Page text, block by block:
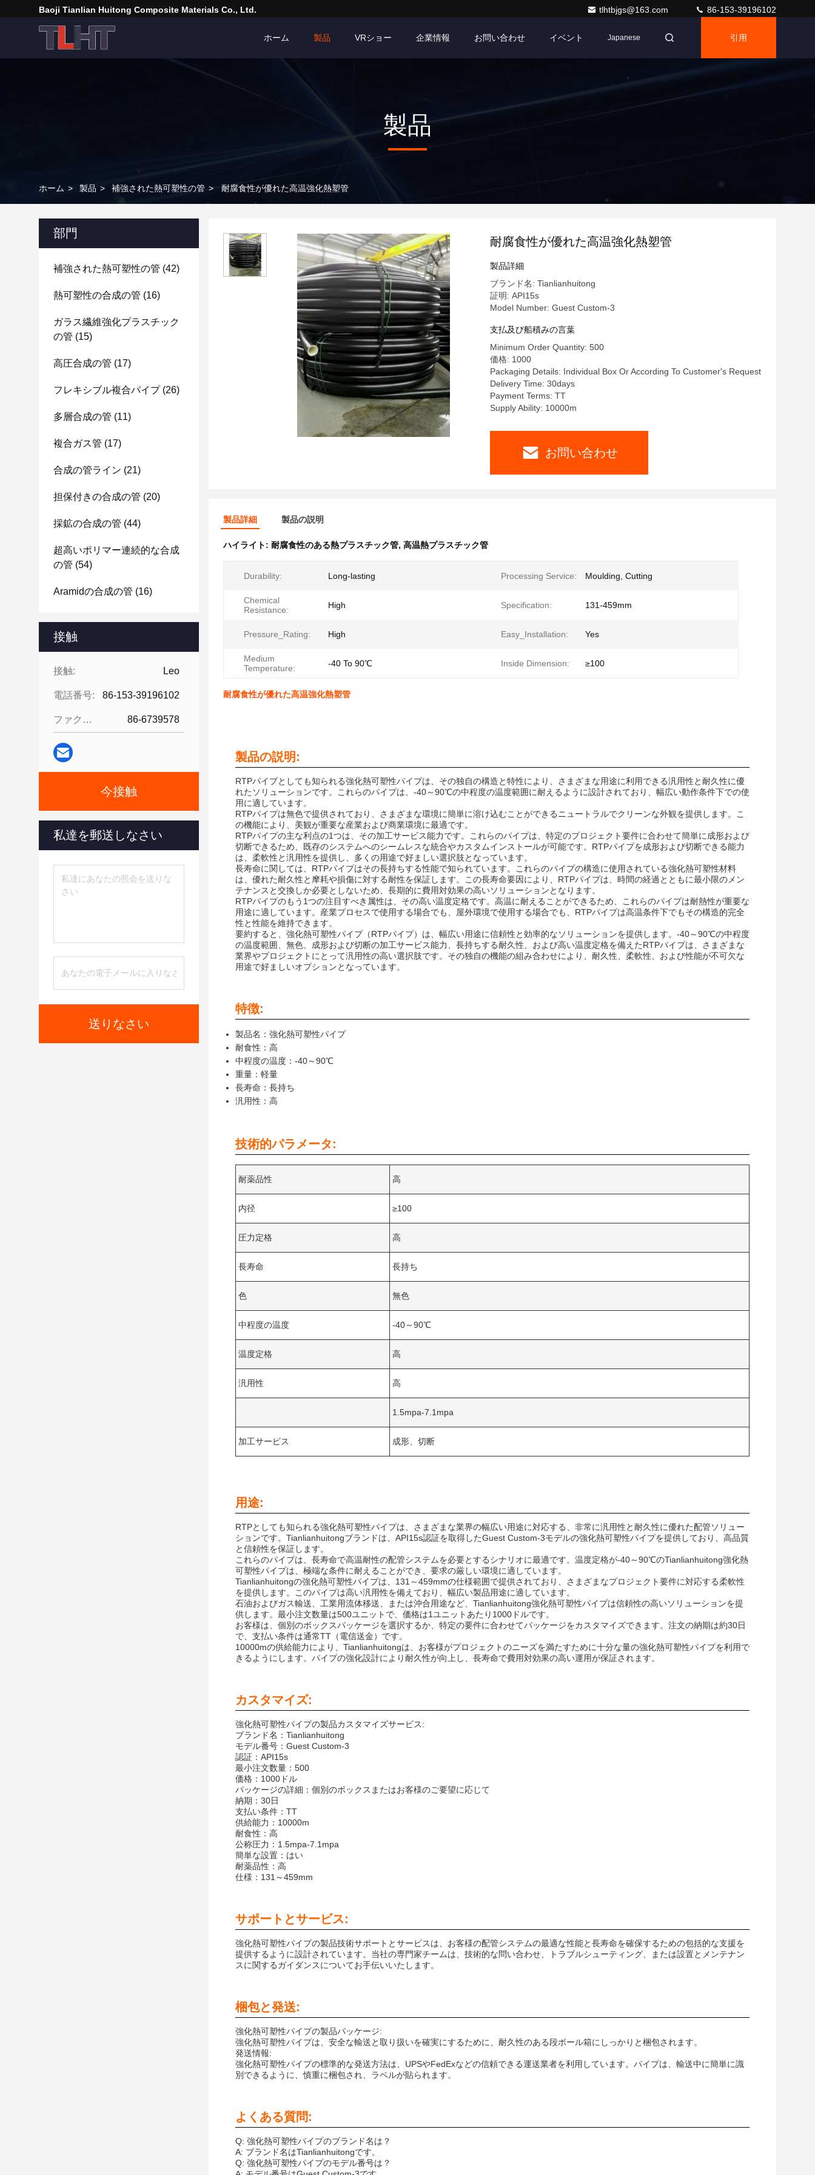
Baoji Tianlian Huitong Composite Materials Co., Ltd. tlhtbjgs@163.com 86-153-39196102
ホーム 製品 VRショー 企業情報 お問い合わせ イベント Japanese 引用
製品
ホーム > 製品 > 補強された熱可塑性の管 > 耐腐食性が優れた高温強化熱塑管
部門
補強された熱可塑性の管 (42)
熱可塑性の合成の管 (16)
ガラス繊維強化プラスチック
の管 (15)
高圧合成の管 (17)
フレキシブル複合パイプ(26)
多層合成の管 (11)
複合ガス管 (17)
合成の管ライン (21)
担保付きの合成の管 (20)
採鉱の合成の管 (44)
超高いポリマー連続的な合成
の管 (54)
Aramidの合成の管 (16)
接触
接触: Leo
電話番号: 86-153-39196102
ファクシミリ: 86-6739578
今接触
私達を郵送しなさい
送りなさい
耐腐食性が優れた高温強化熱塑管
製品詳細
ブランド名: Tianlianhuitong
証明: API15s
Model Number: Guest Custom-3
支払及び船積みの言葉
Minimum Order Quantity: 500
価格: 1000
Packaging Details: Individual Box Or According To Customer's Request
Delivery Time: 30days
Payment Terms: TT
Supply Ability: 10000m
お問い合わせ
製品詳細 製品の説明
ハイライト: 耐腐食性のある熱プラスチック管, 高温熱プラスチック管
Durability: Long-lasting Processing Service: Moulding, Cutting
Chemical
Resistance:
High Specification: 131-459mm
Pressure_Rating: High Easy_Installation: Yes
Medium
Temperature:
-40 To 90℃ Inside Dimension: ≥100
耐腐食性が優れた高温強化熱塑管
製品の説明:
RTPパイプとしても知られる強化熱可塑性パイプは、その独自の構造と特性により、さまざまな用途に利用できる汎用性と耐久性に優
れたソリューションです。これらのパイプは、-40～90℃の中程度の温度範囲に耐えるように設計されており、幅広い動作条件下での使
用に適しています。
RTPパイプは無色で提供されており、さまざまな環境に簡単に溶け込むことができるニュートラルでクリーンな外観を提供します。こ
の機能により、美観が重要な産業および商業環境に最適です。
RTPパイプの主な利点の1つは、その加工サービス能力です。これらのパイプは、特定のプロジェクト要件に合わせて簡単に成形および
切断できるため、既存のシステムへのシームレスな統合やカスタムインストールが可能です。RTPパイプを成形および切断できる能力
は、柔軟性と汎用性を提供し、多くの用途で好ましい選択肢となっています。
長寿命に関しては、RTPパイプはその長持ちする性能で知られています。これらのパイプの構造に使用されている強化熱可塑性材料
は、優れた耐久性と摩耗や損傷に対する耐性を保証します。この長寿命要因により、RTPパイプは、時間の経過とともに最小限のメン
テナンスと交換しか必要としないため、長期的に費用対効果の高いソリューションとなります。
RTPパイプのもう1つの注目すべき属性は、その高い温度定格です。高温に耐えることができるため、これらのパイプは耐熱性が重要な
用途に適しています。産業プロセスで使用する場合でも、屋外環境で使用する場合でも、RTPパイプは高温条件下でもその構造的完全
性と性能を維持できます。
要約すると、強化熱可塑性パイプ（RTPパイプ）は、幅広い用途に信頼性と効率的なソリューションを提供します。-40～90℃の中程度
の温度範囲、無色、成形および切断の加工サービス能力、長持ちする耐久性、および高い温度定格を備えたRTPパイプは、さまざまな
業界やプロジェクトにとって汎用性の高い選択肢です。その独自の機能の組み合わせにより、耐久性、柔軟性、および性能が不可欠な
用途で好ましいオプションとなっています。
特徴:
製品名：強化熱可塑性パイプ
耐食性：高
中程度の温度：-40～90℃
重量：軽量
長寿命：長持ち
汎用性：高
技術的パラメータ:
耐薬品性 高
内径 ≥100
圧力定格 高
長寿命 長持ち
色 無色
中程度の温度 -40～90℃
温度定格 高
汎用性 高
1.5mpa-7.1mpa
加工サービス 成形、切断
用途:
RTPとしても知られる強化熱可塑性パイプは、さまざまな業界の幅広い用途に対応する、非常に汎用性と耐久性に優れた配管ソリュー
ションです。Tianlianhuitongブランドは、API15s認証を取得したGuest Custom-3モデルの強化熱可塑性パイプを提供しており、高品質
と信頼性を保証します。
これらのパイプは、長寿命で高温耐性の配管システムを必要とするシナリオに最適です。温度定格が-40～90℃のTianlianhuitong強化熱
可塑性パイプは、極端な条件に耐えることができ、要求の厳しい環境に適しています。
Tianlianhuitongの強化熱可塑性パイプは、131～459mmの仕様範囲で提供されており、さまざまなプロジェクト要件に対応する柔軟性
を提供します。このパイプは高い汎用性を備えており、幅広い製品用途に適しています。
石油およびガス輸送、工業用流体移送、または沖合用途など、Tianlianhuitong強化熱可塑性パイプは信頼性の高いソリューションを提
供します。最小注文数量は500ユニットで、価格は1ユニットあたり1000ドルです。
お客様は、個別のボックスパッケージを選択するか、特定の要件に合わせてパッケージをカスタマイズできます。注文の納期は約30日
で、支払い条件は通常TT（電信送金）です。
10000mの供給能力により、Tianlianhuitongは、お客様がプロジェクトのニーズを満たすために十分な量の強化熱可塑性パイプを利用で
きるようにします。パイプの強化設計により耐久性が向上し、長寿命で費用対効果の高い運用が保証されます。
カスタマイズ:
強化熱可塑性パイプの製品カスタマイズサービス:
ブランド名：Tianlianhuitong
モデル番号：Guest Custom-3
認証：API15s
最小注文数量：500
価格：1000ドル
パッケージの詳細：個別のボックスまたはお客様のご要望に応じて
納期：30日
支払い条件：TT
供給能力：10000m
耐食性：高
公称圧力：1.5mpa-7.1mpa
簡単な設置：はい
耐薬品性：高
仕様：131～459mm
サポートとサービス:
強化熱可塑性パイプの製品技術サポートとサービスは、お客様の配管システムの最適な性能と長寿命を確保するための包括的な支援を
提供するように設計されています。当社の専門家チームは、技術的な問い合わせ、トラブルシューティング、または設置とメンテナン
スに関するガイダンスについてお手伝いいたします。
梱包と発送:
強化熱可塑性パイプの製品パッケージ:
強化熱可塑性パイプは、安全な輸送と取り扱いを確実にするために、耐久性のある段ボール箱にしっかりと梱包されます。
発送情報:
強化熱可塑性パイプの標準的な発送方法は、UPSやFedExなどの信頼できる運送業者を利用しています。パイプは、輸送中に簡単に識
別できるように、慎重に梱包され、ラベルが貼られます。
よくある質問:
Q: 強化熱可塑性パイプのブランド名は？
A: ブランド名はTianlianhuitongです。
Q: 強化熱可塑性パイプのモデル番号は？